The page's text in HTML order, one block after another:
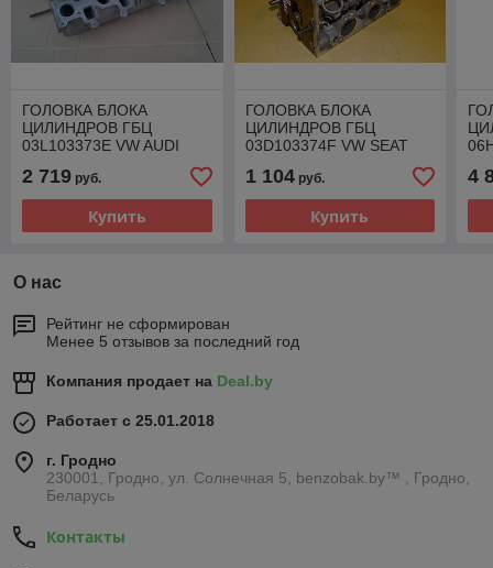
ГОЛОВКА БЛОКА
ЦИЛИНДРОВ ГБЦ
03L103373E VW AUDI
SKODA 2.0 TDI CBA CBB
CAH CAG
2 719 руб.
Купить
ГОЛОВКА БЛОКА
ЦИЛИНДРОВ ГБЦ
03D103374F VW SEAT
40KW BMD
1 104руб.
Купить
4
О нас
Рейтинг не сформирован
Менее 5 отзывов за последний год
Компания продает на Deal.by
Работает с 25.01.2018
г. Гродно
230001, Гродно, ул. Солнечная 5, benzobak.by™ , Гродно,
Беларусь
Контакты